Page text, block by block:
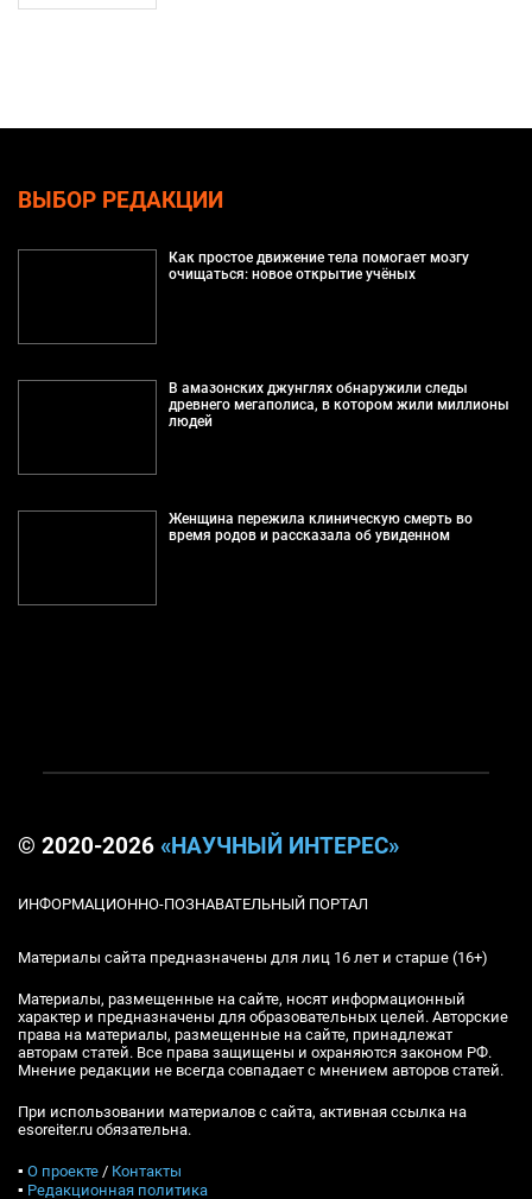
ВЫБОР РЕДАКЦИИ
Как простое движение тела помогает мозгу
очищаться: новое открытие учёных
В амазонских джунглях обнаружили следы
древнего мегаполиса, в котором жили миллионы
людей
Женщина пережила клиническую смерть во
время родов и рассказала об увиденном
© 2020-2026 «НАУЧНЫЙ ИНТЕРЕС»
ИНФОРМАЦИОННО-ПОЗНАВАТЕЛЬНЫЙ ПОРТАЛ
Материалы сайта предназначены для лиц 16 лет и старше (16+)
Материалы, размещенные на сайте, носят информационный
характер и предназначены для образовательных целей. Авторские
права на материалы, размещенные на сайте, принадлежат
авторам статей. Все права защищены и охраняются законом РФ.
Мнение редакции не всегда совпадает с мнением авторов статей.
При использовании материалов с сайта, активная ссылка на
esoreiter.ru обязательна.
▪ О проекте / Контакты
▪ Редакционная политика